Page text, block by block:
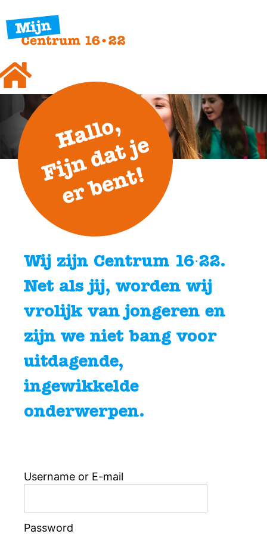
Wij zijn Centrum 16∙22.
Net als jij, worden wij
vrolijk van jongeren en
zijn we niet bang voor
uitdagende,
ingewikkelde
onderwerpen.
Username or E-mail
Password